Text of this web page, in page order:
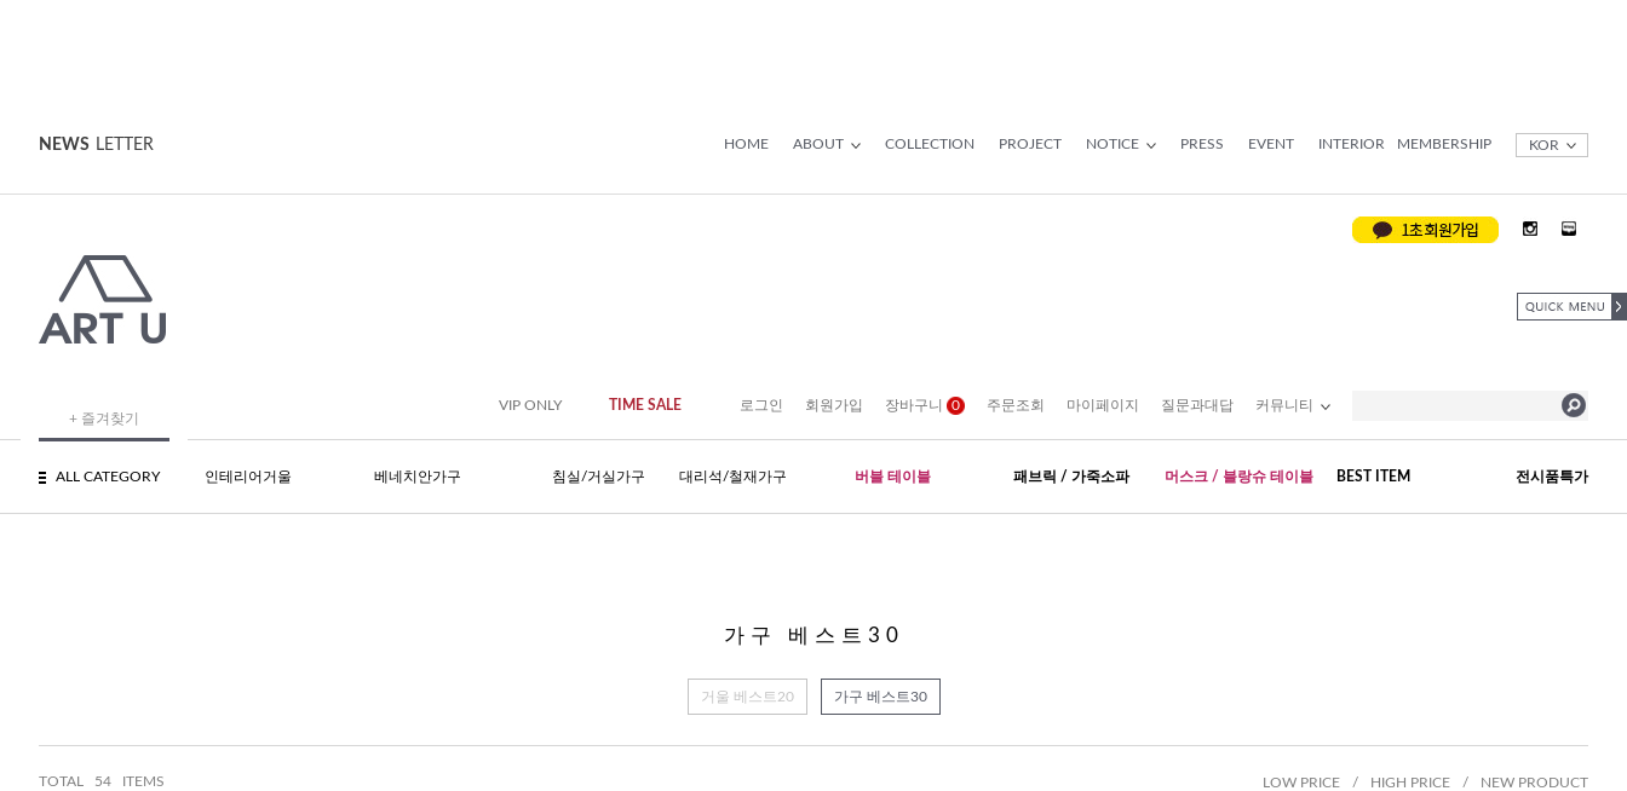
NEWS LETTER HOME ABOUT COLLECTION PROJECT NOTICE PRESS EVENT INTERIOR MEMBERSHIP KOR
+ 즐겨찾기
VIP ONLY TIME SALE 로그인 회원가입 장바구니 0 주문조회 마이페이지 질문과대답 커뮤니티
ALL CATEGORY 인테리어거울 베네치안가구 침실/거실가구 대리석/철재가구 버블 테이블 패브릭 / 가죽소파 머스크 / 블랑슈 테이블 BEST ITEM 전시품특가
가구 베스트30
거울 베스트20 가구 베스트30
TOTAL 54 ITEMS LOW PRICE / HIGH PRICE / NEW PRODUCT